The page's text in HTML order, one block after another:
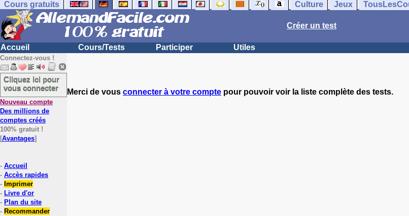
Cours gratuits Culture Jeux
Créer un test
Accueil Cours/Tests Participer Utiles
Connectez-vous !
Cliquez ici pour
vous connecter
Nouveau compte
Des millions de
comptes créés
100% gratuit !
[Avantages]
- Accueil
- Accès rapides
- Imprimer
- Livre d'or
- Plan du site
- Recommander
Merci de vous connecter à votre compte pour pouvoir voir la liste complète des tests.